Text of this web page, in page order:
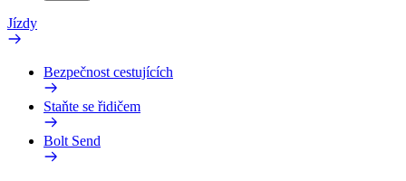
Jízdy
Bezpečnost cestujících
Staňte se řidičem
Bolt Send